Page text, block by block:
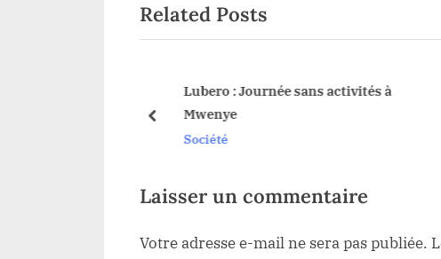
o
u
o
:
Related Posts
Lubero : Journée sans activités à
Mwenye
Société
prev
Laisser un commentaire
Votre adresse e-mail ne sera pas publiée.